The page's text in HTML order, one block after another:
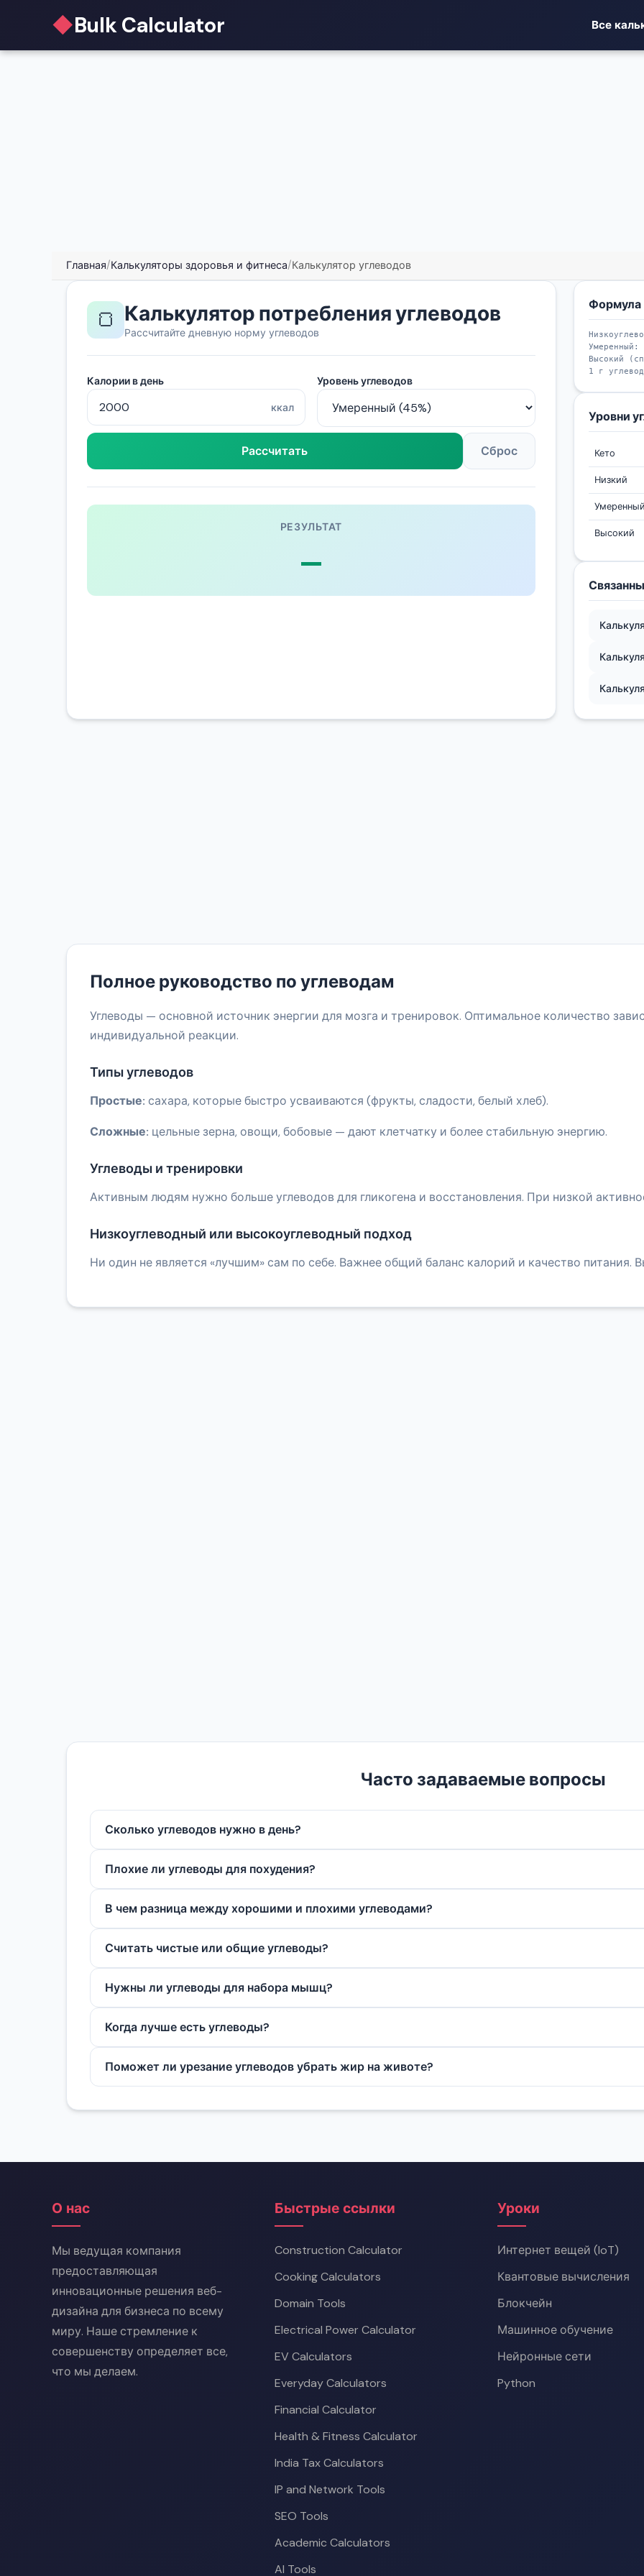
◆Bulk Calculator Все
Главная/Калькуляторы здоровья и фитнеса/Калькулятор углеводов
🍞 Калькулятор потребления углеводов
Рассчитайте дневную норму углеводов
Калории в день
ккал
Уровень углеводов
Рассчитать Сброс
РЕЗУЛЬТАТ
—
Формула
Умеренный:
Высокий
1 г
Уровни
Кето
Низкий
Умеренный
Высокий
Полное руководство по углеводам
Углеводы — основной источник энергии для мозга и тренировок. Оптимальное количество
индивидуальной реакции.
Типы углеводов
Простые: сахара, которые быстро усваиваются (фрукты, сладости, белый хлеб).
Сложные: цельные зерна, овощи, бобовые — дают клетчатку и более стабильную энергию.
Углеводы и тренировки
Активным людям нужно больше углеводов для гликогена и восстановления. При низкой
Низкоуглеводный или высокоуглеводный подход
Ни один не является «лучшим» сам по себе. Важнее общий баланс калорий и качество питания.
Часто задаваемые вопросы
Сколько углеводов нужно в день?
г и выше. Кето обычно ниже 50 г.
Плохие ли углеводы для похудения?
В чем разница между хорошими и плохими углеводами?
легче переедаются.
Считать чистые или общие углеводы?
Нужны ли углеводы для набора мышц?
Когда лучше есть углеводы?
Поможет ли урезание углеводов убрать жир на животе?
но жир уходит везде.
О нас
Мы ведущая компания
предоставляющая
инновационные решения веб-
дизайна для бизнеса по всему
миру. Наше стремление к
совершенству определяет все,
что мы делаем.
Быстрые ссылки
Construction Calculator
Cooking Calculators
Domain Tools
Electrical Power Calculator
EV Calculators
Everyday Calculators
Financial Calculator
Health & Fitness Calculator
India Tax Calculators
IP and Network Tools
SEO Tools
Academic Calculators
AI Tools
Уроки
Интернет вещей (IoT)
Квантовые вычисления
Блокчейн
Машинное обучение
Нейронные сети
Python